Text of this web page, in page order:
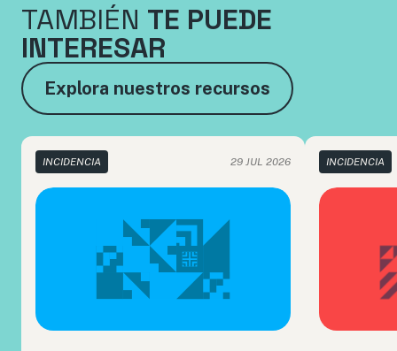
TAMBIÉN TE PUEDE
INTERESAR
Explora nuestros recursos
INCIDENCIA 29 JUL 2026 INCIDENCIA